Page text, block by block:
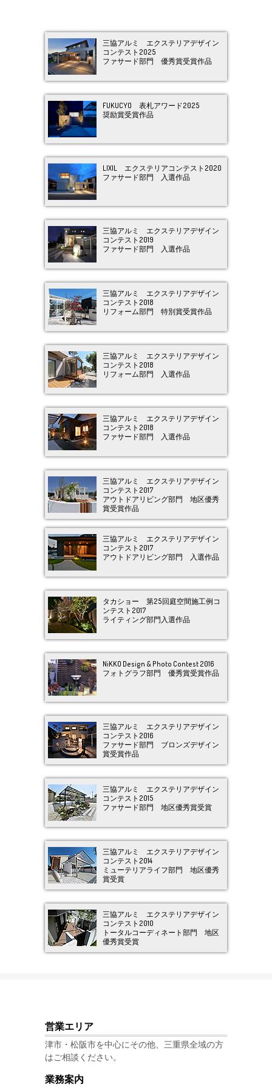
三協アルミ エクステリアデザイン
コンテスト2025
ファサード部門 優秀賞受賞作品
FUKUCYO 表札アワード2025
奨励賞受賞作品
LIXIL エクステリアコンテスト2020
ファサード部門 入選作品
三協アルミ エクステリアデザイン
コンテスト2019
ファサード部門 入選作品
三協アルミ エクステリアデザイン
コンテスト2018
リフォーム部門 特別賞受賞作品
三協アルミ エクステリアデザイン
コンテスト2018
リフォーム部門 入選作品
三協アルミ エクステリアデザイン
コンテスト2018
ファサード部門 入選作品
三協アルミ エクステリアデザイン
コンテスト2017
アウトドアリビング部門 地区優秀
賞受賞作品
三協アルミ エクステリアデザイン
コンテスト2017
アウトドアリビング部門 入選作品
タカショー 第25回庭空間施工例コ
ンテスト2017
ライティング部門入選作品
NiKKO Design & Photo Contest 2016
フォトグラフ部門 優秀賞受賞作品
三協アルミ エクステリアデザイン
コンテスト2016
ファサード部門 ブロンズデザイン
賞受賞作品
三協アルミ エクステリアデザイン
コンテスト2015
ファサード部門 地区優秀賞受賞
三協アルミ エクステリアデザイン
コンテスト2014
ミューテリアライフ部門 地区優秀
賞受賞
三協アルミ エクステリアデザイン
コンテスト2010
トータルコーディネート部門 地区
優秀賞受賞
営業エリア
津市・松阪市を中心にその他、三重県全域の方
はご相談ください。
業務案内